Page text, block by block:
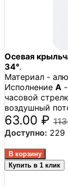
Осевая
34°.
Материал -
Исполнение A
часовой
воздушный
63.00 ₽
Доступно: 229
Купить в 1 клик